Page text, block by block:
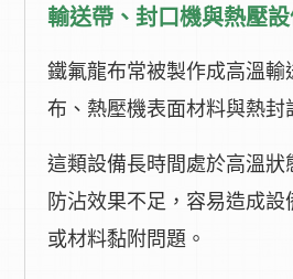
輸送帶、封口機與熱壓
鐵氟龍布常被製作成高溫
布、熱壓機表面材料與熱封
這類設備長時間處於高溫
防沾效果不足，容易造成設
或材料黏附問題。